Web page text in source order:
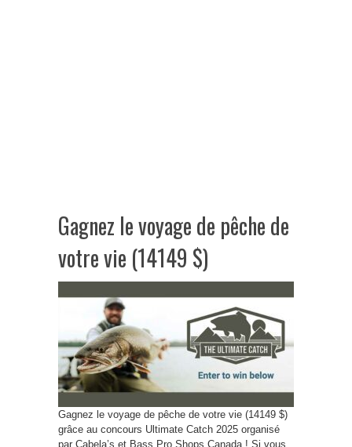
Gagnez le voyage de pêche de
votre vie (14149 $)
Gagnez le voyage de pêche de votre vie (14149 $)
grâce au concours Ultimate Catch 2025 organisé
par Cabela’s et Bass Pro Shops Canada ! Si vous